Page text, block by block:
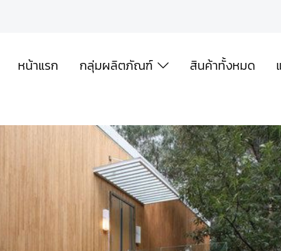
หน้าแรก กลุ่มผลิตภัณฑ์ สินค้าทั้งหมด